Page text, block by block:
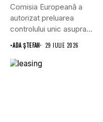
Comisia Europeană a
autorizat preluarea
controlului unic asupra
companiei de leasing
Athlon...
•ADA ȘTEFAN 29 IULIE 2026